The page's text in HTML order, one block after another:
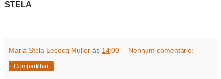
STELA
Maria Stela Lecocq Muller às 14:00 Nenhum comentário:
Compartilhar